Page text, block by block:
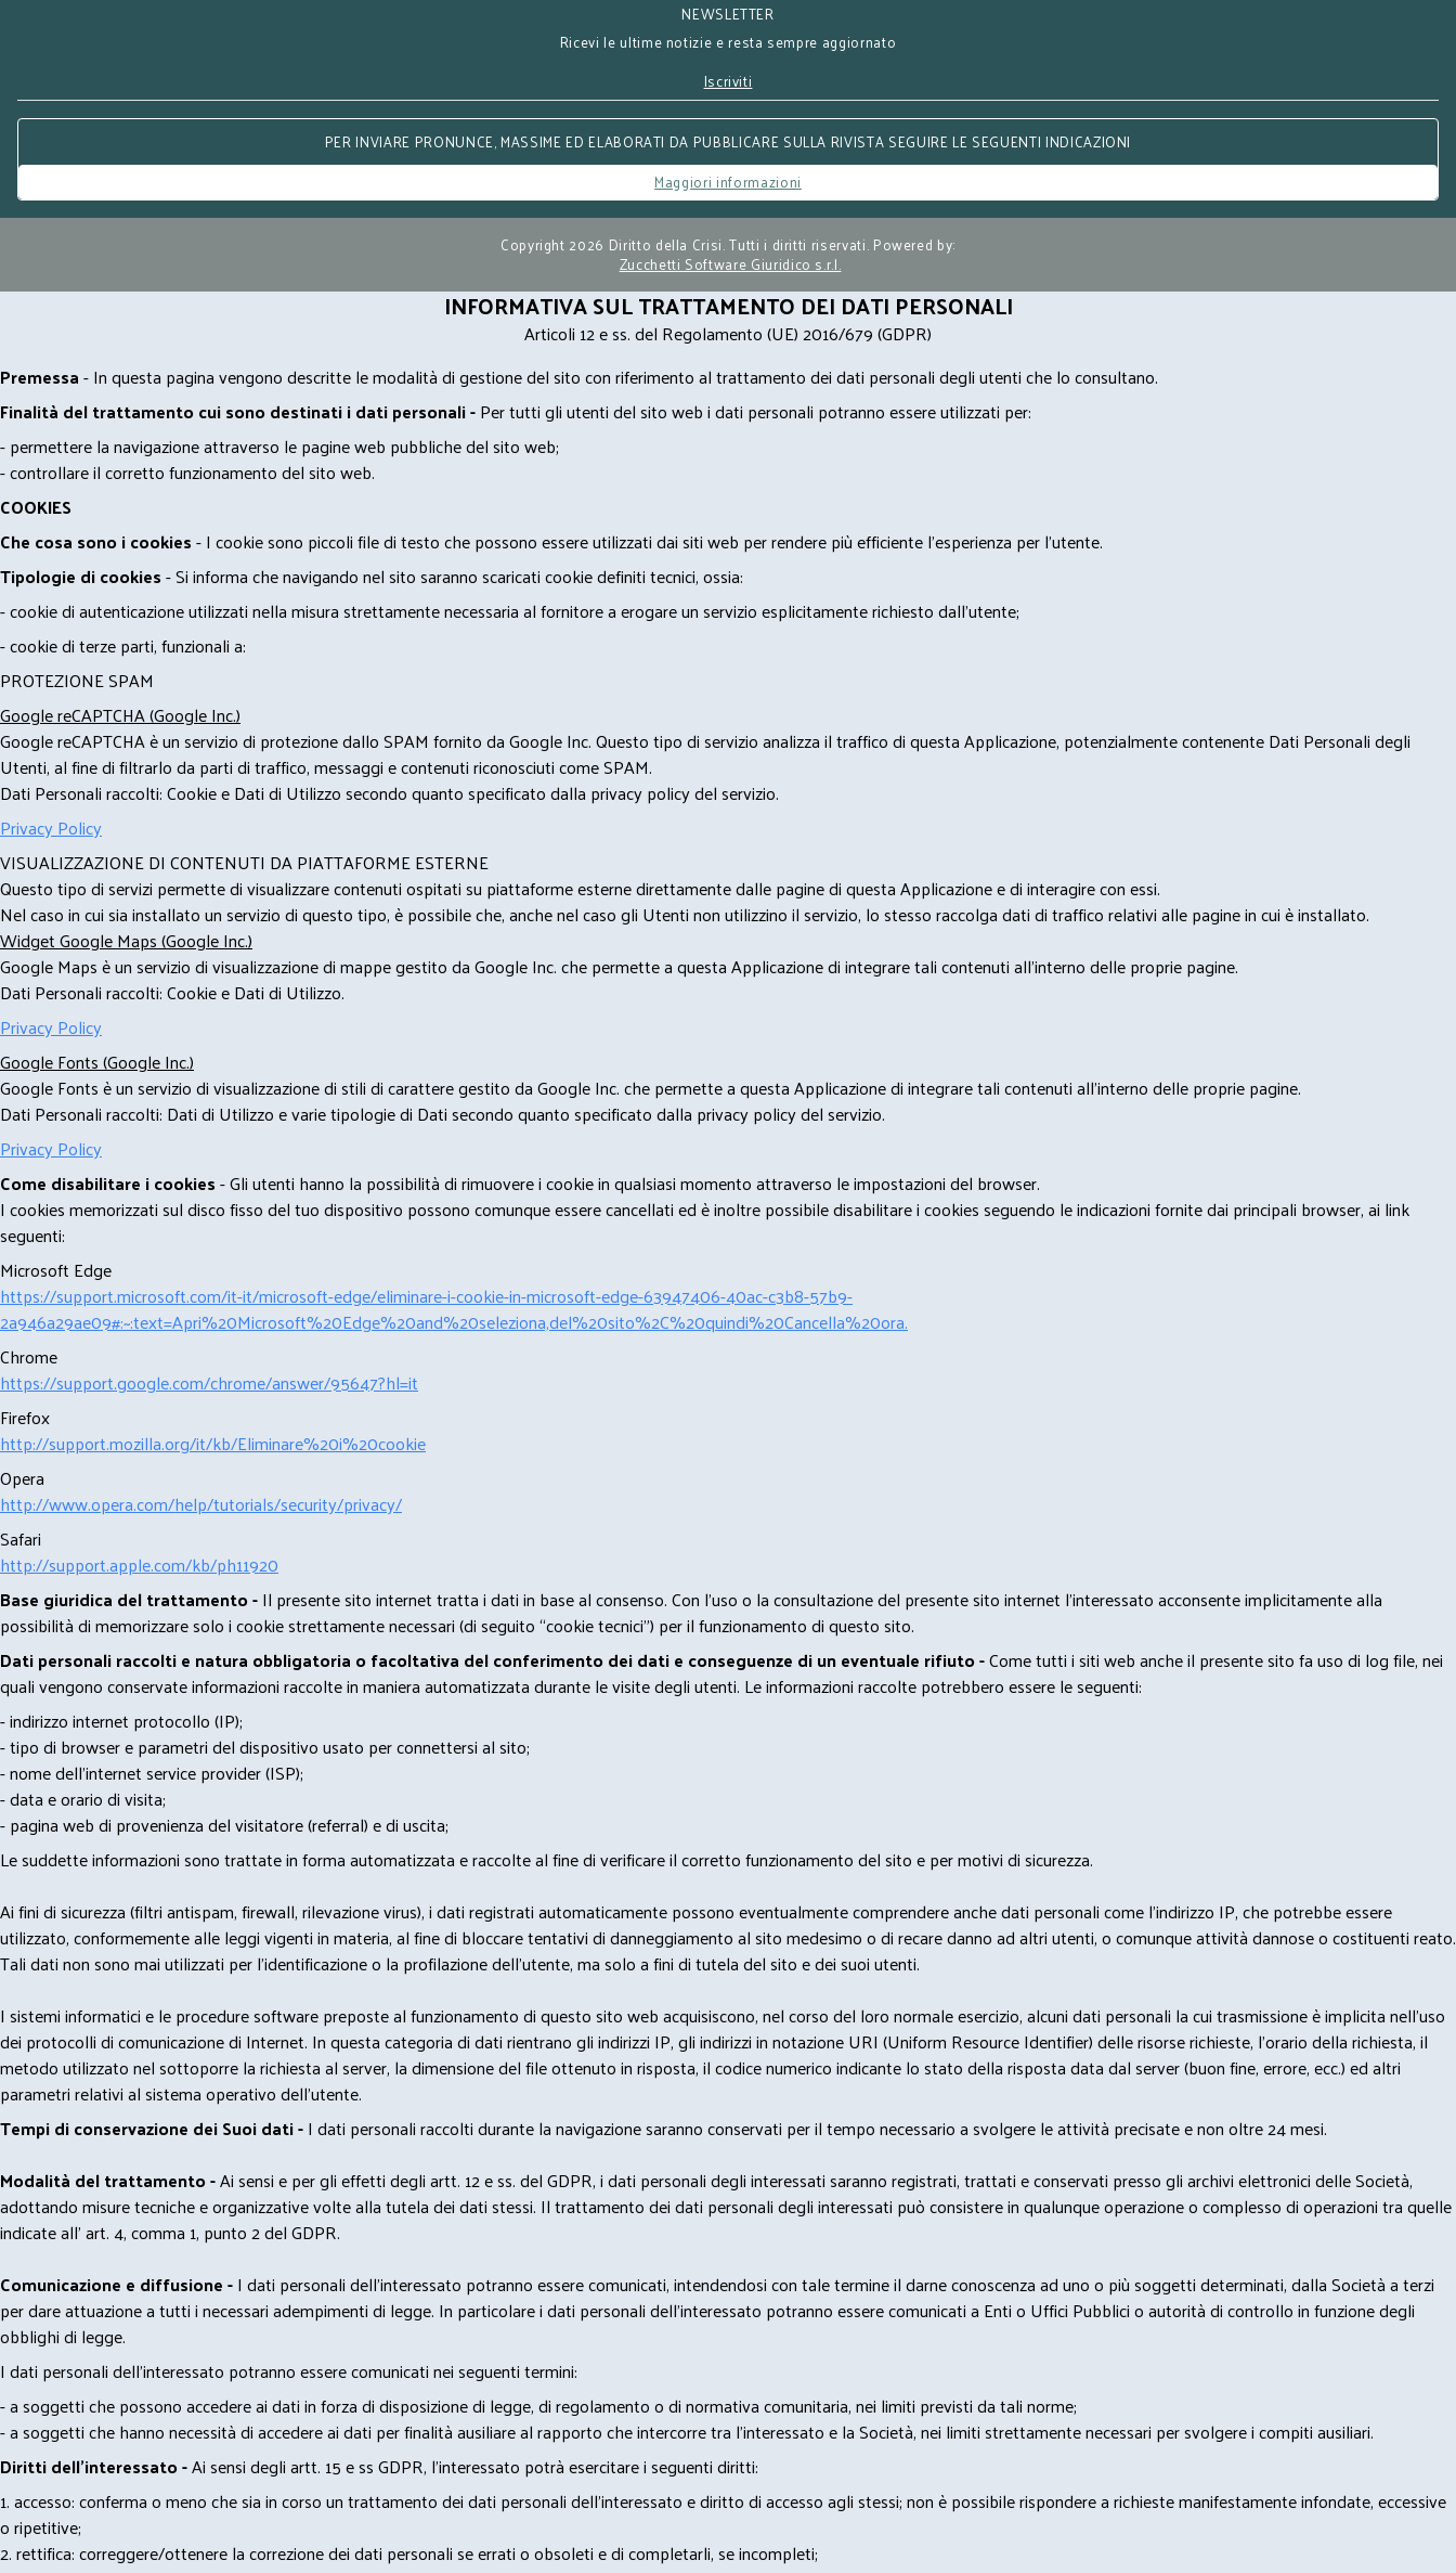
NEWSLETTER
Ricevi le ultime notizie e resta sempre aggiornato
Iscriviti
PER INVIARE PRONUNCE, MASSIME ED ELABORATI DA PUBBLICARE SULLA RIVISTA SEGUIRE LE SEGUENTI INDICAZIONI
Maggiori informazioni
Copyright 2026 Diritto della Crisi. Tutti i diritti riservati. Powered by:
Zucchetti Software Giuridico s.r.l.
INFORMATIVA SUL TRATTAMENTO DEI DATI PERSONALI
Articoli 12 e ss. del Regolamento (UE) 2016/679 (GDPR)
Premessa- In questa pagina vengono descritte le modalità di gestione del sito con riferimento al trattamento dei dati personali degli utenti che lo consultano.
Finalità del trattamento cui sono destinati i dati personali -Per tutti gli utenti del sito web i dati personali potranno essere utilizzati per:
- permettere la navigazione attraverso le pagine web pubbliche del sito web;
- controllare il corretto funzionamento del sito web.
COOKIES
Che cosa sono i cookies- I cookie sono piccoli file di testo che possono essere utilizzati dai siti web per rendere più efficiente l'esperienza per l'utente.
Tipologie di cookies- Si informa che navigando nel sito saranno scaricati cookie definiti tecnici, ossia:
- cookie di autenticazione utilizzati nella misura strettamente necessaria al fornitore a erogare un servizio esplicitamente richiesto dall'utente;
- cookie di terze parti, funzionali a:
PROTEZIONE SPAM
Google reCAPTCHA (Google Inc.)
Google reCAPTCHA è un servizio di protezione dallo SPAM fornito da Google Inc. Questo tipo di servizio analizza il traffico di questa Applicazione, potenzialmente contenente Dati Personali degli
Utenti, al fine di filtrarlo da parti di traffico, messaggi e contenuti riconosciuti come SPAM.
Dati Personali raccolti: Cookie e Dati di Utilizzo secondo quanto specificato dalla privacy policy del servizio.
Privacy Policy
VISUALIZZAZIONE DI CONTENUTI DA PIATTAFORME ESTERNE
Questo tipo di servizi permette di visualizzare contenuti ospitati su piattaforme esterne direttamente dalle pagine di questa Applicazione e di interagire con essi.
Nel caso in cui sia installato un servizio di questo tipo, è possibile che, anche nel caso gli Utenti non utilizzino il servizio, lo stesso raccolga dati di traffico relativi alle pagine in cui è installato.
Widget Google Maps (Google Inc.)
Google Maps è un servizio di visualizzazione di mappe gestito da Google Inc. che permette a questa Applicazione di integrare tali contenuti all'interno delle proprie pagine.
Dati Personali raccolti: Cookie e Dati di Utilizzo.
Privacy Policy
Google Fonts (Google Inc.)
Google Fonts è un servizio di visualizzazione di stili di carattere gestito da Google Inc. che permette a questa Applicazione di integrare tali contenuti all'interno delle proprie pagine.
Dati Personali raccolti: Dati di Utilizzo e varie tipologie di Dati secondo quanto specificato dalla privacy policy del servizio.
Privacy Policy
Come disabilitare i cookies- Gli utenti hanno la possibilità di rimuovere i cookie in qualsiasi momento attraverso le impostazioni del browser.
I cookies memorizzati sul disco fisso del tuo dispositivo possono comunque essere cancellati ed è inoltre possibile disabilitare i cookies seguendo le indicazioni fornite dai principali browser, ai link
seguenti:
Microsoft Edge
https://support.microsoft.com/it-it/microsoft-edge/eliminare-i-cookie-in-microsoft-edge-63947406-40ac-c3b8-57b9-
2a946a29ae09#:~:text=Apri%20Microsoft%20Edge%20and%20seleziona,del%20sito%2C%20quindi%20Cancella%20ora.
Chrome
https://support.google.com/chrome/answer/95647?hl=it
Firefox
http://support.mozilla.org/it/kb/Eliminare%20i%20cookie
Opera
http://www.opera.com/help/tutorials/security/privacy/
Safari
http://support.apple.com/kb/ph11920
Base giuridica del trattamento -Il presente sito internet tratta i dati in base al consenso. Con l'uso o la consultazione del presente sito internet l’interessato acconsente implicitamente alla
possibilità di memorizzare solo i cookie strettamente necessari (di seguito “cookie tecnici”) per il funzionamento di questo sito.
Dati personali raccolti e natura obbligatoria o facoltativa del conferimento dei dati e conseguenze di un eventuale rifiuto -Come tutti i siti web anche il presente sito fa uso di log file, nei
quali vengono conservate informazioni raccolte in maniera automatizzata durante le visite degli utenti. Le informazioni raccolte potrebbero essere le seguenti:
- indirizzo internet protocollo (IP);
- tipo di browser e parametri del dispositivo usato per connettersi al sito;
- nome dell'internet service provider (ISP);
- data e orario di visita;
- pagina web di provenienza del visitatore (referral) e di uscita;
Le suddette informazioni sono trattate in forma automatizzata e raccolte al fine di verificare il corretto funzionamento del sito e per motivi di sicurezza.
Ai fini di sicurezza (filtri antispam, firewall, rilevazione virus), i dati registrati automaticamente possono eventualmente comprendere anche dati personali come l'indirizzo IP, che potrebbe essere
utilizzato, conformemente alle leggi vigenti in materia, al fine di bloccare tentativi di danneggiamento al sito medesimo o di recare danno ad altri utenti, o comunque attività dannose o costituenti reato.
Tali dati non sono mai utilizzati per l'identificazione o la profilazione dell'utente, ma solo a fini di tutela del sito e dei suoi utenti.
I sistemi informatici e le procedure software preposte al funzionamento di questo sito web acquisiscono, nel corso del loro normale esercizio, alcuni dati personali la cui trasmissione è implicita nell'uso
dei protocolli di comunicazione di Internet. In questa categoria di dati rientrano gli indirizzi IP, gli indirizzi in notazione URI (Uniform Resource Identifier) delle risorse richieste, l'orario della richiesta, il
metodo utilizzato nel sottoporre la richiesta al server, la dimensione del file ottenuto in risposta, il codice numerico indicante lo stato della risposta data dal server (buon fine, errore, ecc.) ed altri
parametri relativi al sistema operativo dell'utente.
Tempi di conservazione dei Suoi dati -I dati personali raccolti durante la navigazione saranno conservati per il tempo necessario a svolgere le attività precisate e non oltre 24 mesi.
Modalità del trattamento -Ai sensi e per gli effetti degli artt. 12 e ss. del GDPR, i dati personali degli interessati saranno registrati, trattati e conservati presso gli archivi elettronici delle Società,
adottando misure tecniche e organizzative volte alla tutela dei dati stessi. Il trattamento dei dati personali degli interessati può consistere in qualunque operazione o complesso di operazioni tra quelle
indicate all' art. 4, comma 1, punto 2 del GDPR.
Comunicazione e diffusione -I dati personali dell’interessato potranno essere comunicati, intendendosi con tale termine il darne conoscenza ad uno o più soggetti determinati, dalla Società a terzi
per dare attuazione a tutti i necessari adempimenti di legge. In particolare i dati personali dell’interessato potranno essere comunicati a Enti o Uffici Pubblici o autorità di controllo in funzione degli
obblighi di legge.
I dati personali dell’interessato potranno essere comunicati nei seguenti termini:
- a soggetti che possono accedere ai dati in forza di disposizione di legge, di regolamento o di normativa comunitaria, nei limiti previsti da tali norme;
- a soggetti che hanno necessità di accedere ai dati per finalità ausiliare al rapporto che intercorre tra l’interessato e la Società, nei limiti strettamente necessari per svolgere i compiti ausiliari.
Diritti dell’interessato -Ai sensi degli artt. 15 e ss GDPR, l’interessato potrà esercitare i seguenti diritti:
1. accesso: conferma o meno che sia in corso un trattamento dei dati personali dell’interessato e diritto di accesso agli stessi; non è possibile rispondere a richieste manifestamente infondate, eccessive
o ripetitive;
2. rettifica: correggere/ottenere la correzione dei dati personali se errati o obsoleti e di completarli, se incompleti;